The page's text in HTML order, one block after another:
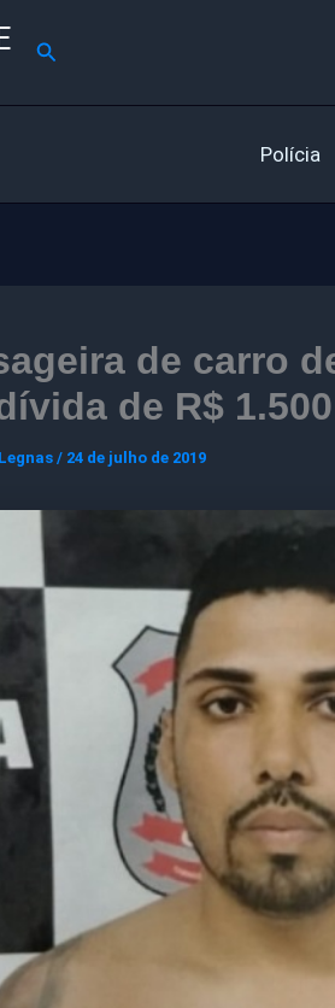
Pesquisar
Polícia
de carro
de R$ 1.500
/ 24 de julho de 2019